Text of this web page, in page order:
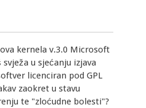
kernela v.3.0 Microsoft
u sjećanju izjava
licenciran pod GPL
zaokret u stavu
te "zloćudne bolesti"?